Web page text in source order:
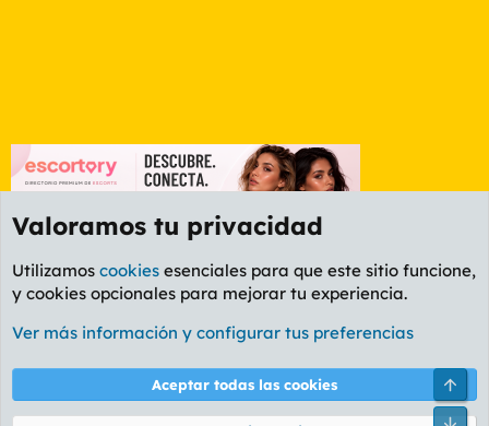
Foro Series y TV
Cookies
PL OLDSTYLE AMARILLO
Términos y reglas Política de privacidad Ayuda
Valoramos tu privacidad
Utilizamos cookies esenciales para que este sitio funcione,
y cookies opcionales para mejorar tu experiencia.
Ver más información y configurar tus preferencias
Aceptar todas las cookies
Pie